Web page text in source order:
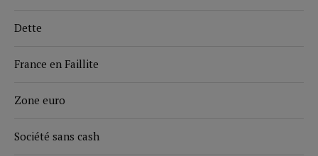
Dette
France en Faillite
Zone euro
Société sans cash